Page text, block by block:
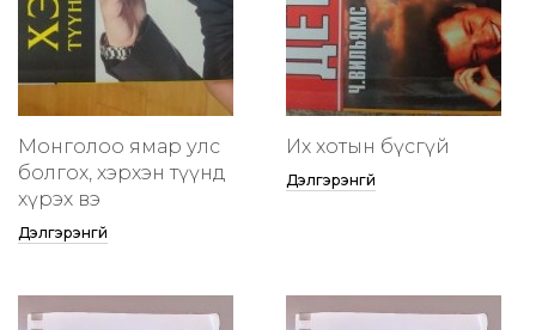
Монголоо ямар улс
болгох, хэрхэн түүнд
хүрэх вэ
Дэлгэрэнгүй
Их хотын бүсгүй
Дэлгэрэнгүй